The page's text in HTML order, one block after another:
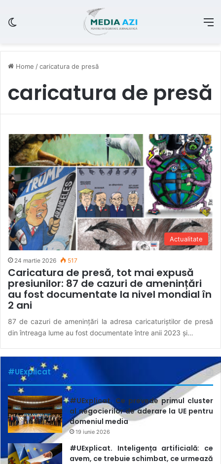
Home /caricatura de presă
caricatura de presă
Actualitate
24 martie 2026 517
Caricatura de presă, tot mai expusă
presiunilor: 87 de cazuri de amenințări
au fost documentate la nivel mondial în
2 ani
87 de cazuri de amenințări la adresa caricaturiștilor de presă
din întreaga lume au fost documentate între anii 2023 și…
#UExplicat
#UExplicat. Ce prevede primul cluster
al negocierilor de aderare la UE pentru
domeniul media
19 iunie 2026
#UExplicat. Inteligența artificială: ce
avem, ce trebuie schimbat, ce urmează